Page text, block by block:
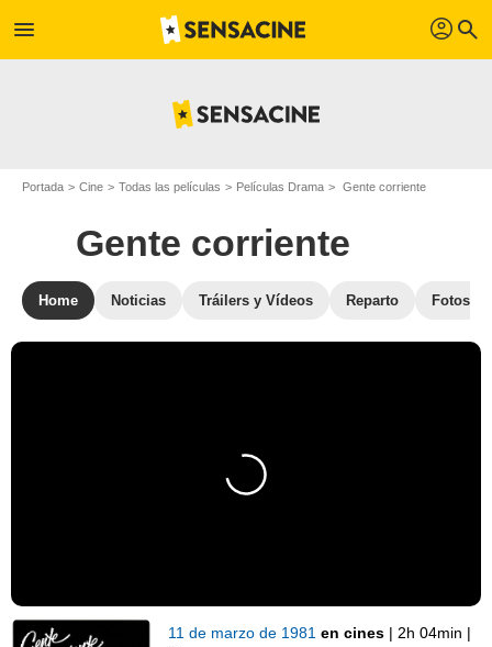
menu profil search
Portada Cine Todas las películas Películas Drama Gente corriente
Gente corriente
Home Noticias Tráilers y Vídeos Reparto Fotos
11 de marzo de 1981en cines | 2h 04min |